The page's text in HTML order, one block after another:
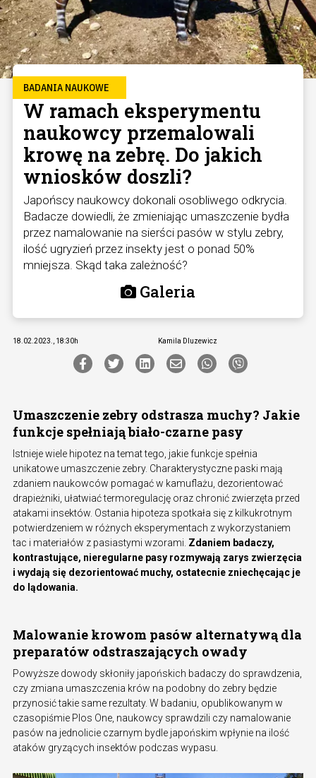
BADANIA NAUKOWE
W ramach eksperymentu
naukowcy przemalowali
krowę na zebrę. Do jakich
wniosków doszli?
Japońscy naukowcy dokonali osobliwego odkrycia.
Badacze dowiedli, że zmieniając umaszczenie bydła
przez namalowanie na sierści pasów w stylu zebry,
ilość ugryzień przez insekty jest o ponad 50%
mniejsza. Skąd taka zależność?
Galeria
18.02.2023., 18:30h Kamila Dluzewicz
Umaszczenie zebry odstrasza muchy? Jakie
funkcje spełniają biało-czarne pasy
Istnieje wiele hipotez na temat tego, jakie funkcje spełnia
unikatowe umaszczenie zebry. Charakterystyczne paski mają
zdaniem naukowców pomagać w kamuflażu, dezorientować
drapieżniki, ułatwiać termoregulację oraz chronić zwierzęta przed
atakami insektów. Ostania hipoteza spotkała się z kilkukrotnym
potwierdzeniem w różnych eksperymentach z wykorzystaniem
tac i materiałów z pasiastymi wzorami. Zdaniem badaczy,
kontrastujące, nieregularne pasy rozmywają zarys zwierzęcia
i wydają się dezorientować muchy, ostatecnie zniechęcając je
do lądowania.
Malowanie krowom pasów alternatywą dla
preparatów odstraszających owady
Powyższe dowody skłoniły japońskich badaczy do sprawdzenia,
czy zmiana umaszczenia krów na podobny do zebry będzie
przynosić takie same rezultaty. W badaniu, opublikowanym w
czasopiśmie Plos One, naukowcy sprawdzili czy namalowanie
pasów na jednolicie czarnym bydle japońskim wpłynie na ilość
ataków gryzących insektów podczas wypasu.